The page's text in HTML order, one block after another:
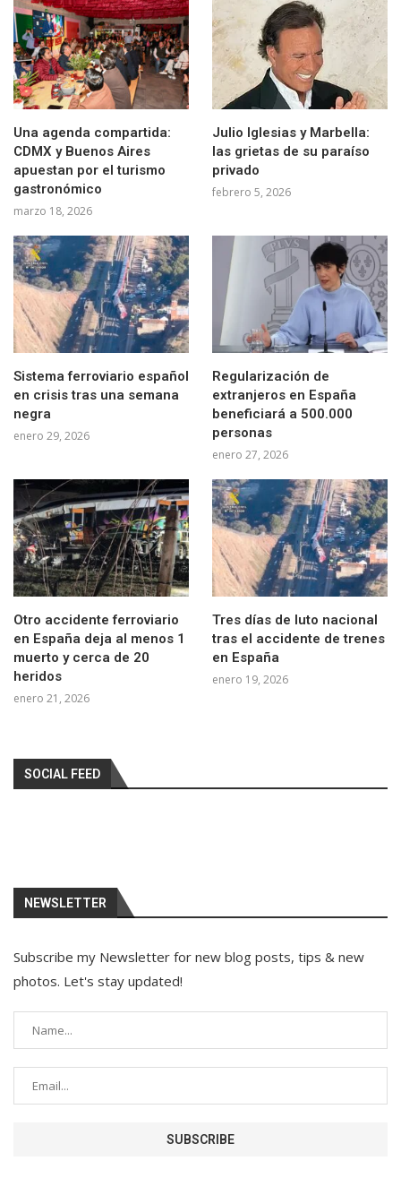
Una agenda compartida:
CDMX y Buenos Aires
apuestan por el turismo
gastronómico
marzo 18, 2026
Julio Iglesias y Marbella:
las grietas de su paraíso
privado
febrero 5, 2026
Sistema ferroviario español
en crisis tras una semana
negra
enero 29, 2026
Regularización de
extranjeros en España
beneficiará a 500.000
personas
enero 27, 2026
Otro accidente ferroviario
en España deja al menos 1
muerto y cerca de 20
heridos
enero 21, 2026
Tres días de luto nacional
tras el accidente de trenes
en España
enero 19, 2026
SOCIAL FEED
NEWSLETTER
Subscribe my Newsletter for new blog posts, tips & new
photos. Let's stay updated!